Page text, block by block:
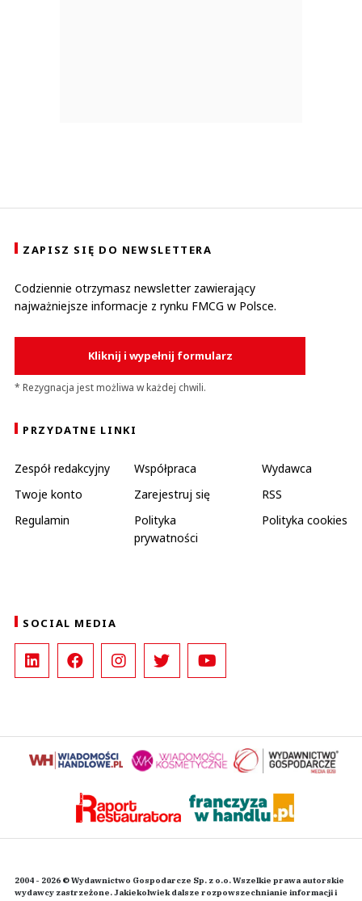
ZAPISZ SIĘ DO NEWSLETTERA
Codziennie otrzymasz newsletter zawierający
najważniejsze informacje z rynku FMCG w Polsce.
Kliknij i wypełnij formularz
* Rezygnacja jest możliwa w każdej chwili.
PRZYDATNE LINKI
Zespół redakcyjny Współpraca
Wydawca
Twoje konto
Zarejestruj się
RSS
Regulamin
Polityka
prywatności
Polityka cookies
SOCIAL MEDIA
2004 - 2026 © Wydawnictwo Gospodarcze Sp. z o.o. Wszelkie prawa autorskie
wydawcy zastrzeżone. Jakiekolwiek dalsze rozpowszechnianie informacji i